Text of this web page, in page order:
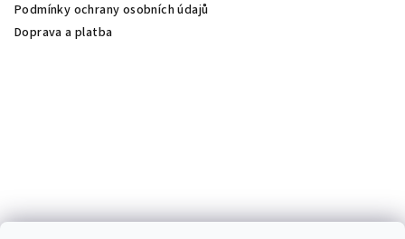
Podmínky ochrany osobních údajů
Doprava a platba